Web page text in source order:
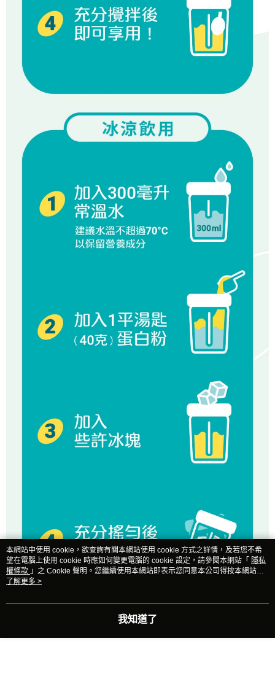
本網站中使用 cookie，欲查詢有關本網站使用 cookie 方式之詳情，及若您不希
望在電腦上使用 cookie 時應如何變更電腦的 cookie 設定，請參閱本網站「 隱私
權條款 」之 Cookie 聲明。您繼續使用本網站即表示您同意本公司得按本網站使
用條款之 Cookie 聲明使用 cookie。
了解更多 >
我知道了